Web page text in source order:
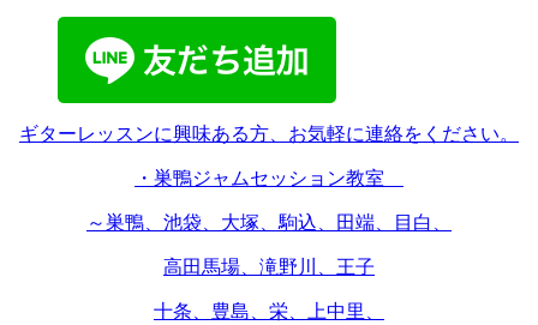
ギターレッスンに興味ある方、お気軽に連絡をください。
・巣鴨ジャムセッション教室
～巣鴨、池袋、大塚、駒込、田端、目白、
高田馬場、滝野川、王子
十条、豊島、栄、上中里、